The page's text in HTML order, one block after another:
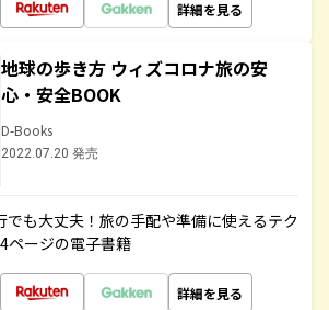
詳細を見る
地球の歩き方 ウィズコロナ旅の安
心・安全BOOK
D-Books
2022.07.20 発売
でも大丈夫！旅の手配や準備に使えるテク
ページの電子書籍
詳細を見る